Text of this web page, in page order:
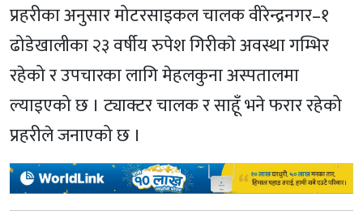
प्रहरीका अनुसार मोटरसाइकल चालक वीरेन्द्रनगर–१
ढोडेखालीका २३ वर्षीय रुपेश गिरीकाे अवस्था गम्भिर
रहेको र उपचारका लागि मेहलकुना अस्पतालमा
ल्याइएको छ । ट्याक्टर चालक र साहूँ भने फरार रहेको
प्रहरीले जनाएको छ ।